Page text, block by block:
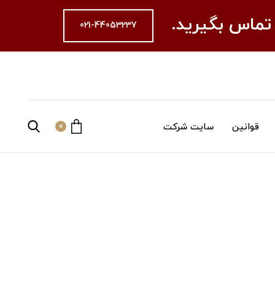
بگیرید. 021-44053237
قوانین سایت شرکت 0